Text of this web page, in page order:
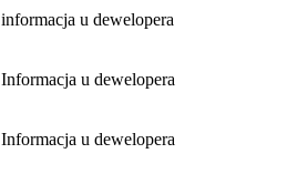
informacja u dewelopera
Informacja u dewelopera
Informacja u dewelopera